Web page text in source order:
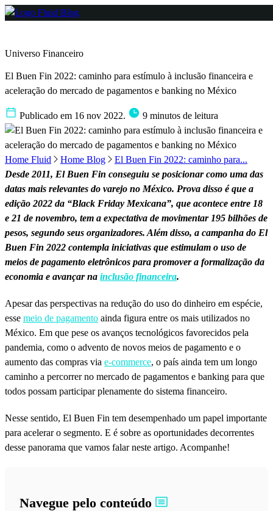
Universo Financeiro
El Buen Fin 2022: caminho para estímulo à inclusão financeira e
aceleração do mercado de pagamentos e banking no México
Publicado em 16 nov 2022. 9 minutos de leitura
Home Fluid Home Blog
El Buen Fin 2022: caminho para...
Desde 2011, El Buen Fin conseguiu se posicionar como uma das
datas mais relevantes do varejo no México. Prova disso é que a
edição 2022 da “Black Friday Mexicana”, que acontece entre 18
e 21 de novembro, tem a expectativa de movimentar 195 bilhões de
pesos, segundo seus organizadores. Além disso, a campanha do El
Buen Fin 2022 contempla iniciativas que estimulam o uso de
meios de pagamento eletrônicos para promover a formalização da
economia e avançar na inclusão financeira.
Apesar das perspectivas na redução do uso do dinheiro em espécie,
esse meio de pagamento ainda figura entre os mais utilizados no
México. Em que pese os avanços tecnológicos favorecidos pela
pandemia, como o advento de novos meios de pagamento e o
aumento das compras via e-commerce, o país ainda tem um longo
caminho a percorrer no mercado de pagamentos e banking para que
todos possam participar plenamente do sistema financeiro.
Nesse sentido, El Buen Fin tem desempenhado um papel importante
para acelerar o segmento. E é sobre as oportunidades decorrentes
desse panorama que vamos falar neste artigo. Acompanhe!
Navegue pelo conteúdo